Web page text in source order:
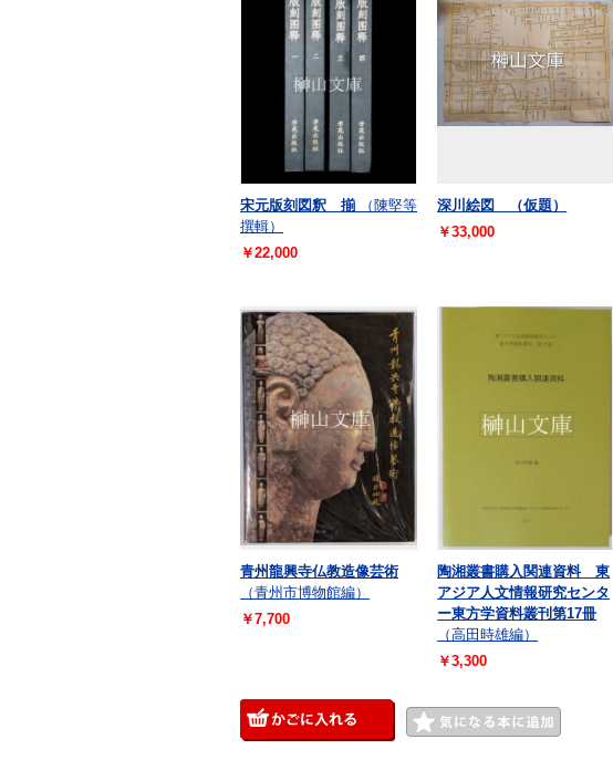
宋元版刻図釈 揃
（陳堅等
撰輯）
￥22,000
深川絵図 （仮題）
￥33,000
青州龍興寺仏教造像芸術
（青州市博物館編）
￥7,700
陶湘叢書購入関連資料 東
アジア人文情報研究センタ
ー東方学資料叢刊第17冊
（高田時雄編）
￥3,300